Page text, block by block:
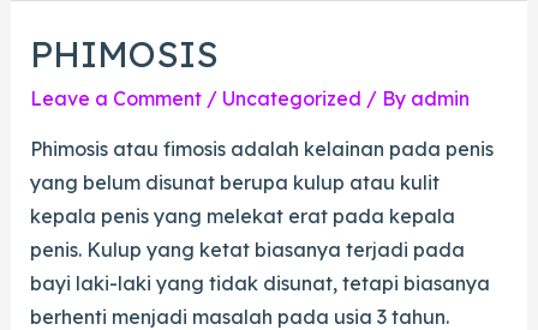
Bisa
Dibaca
Anak
Sunat
PHIMOSIS
Leave a Comment / Uncategorized / By admin
Phimosis atau fimosis adalah kelainan pada penis
yang belum disunat berupa kulup atau kulit
kepala penis yang melekat erat pada kepala
penis. Kulup yang ketat biasanya terjadi pada
bayi laki-laki yang tidak disunat, tetapi biasanya
berhenti menjadi masalah pada usia 3 tahun.